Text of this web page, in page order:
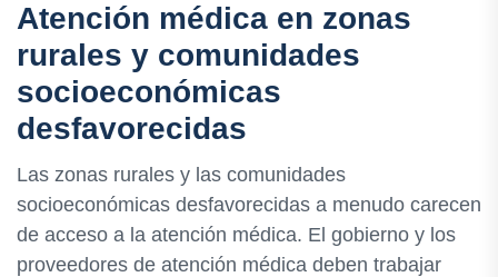
Atención médica en zonas
rurales y comunidades
socioeconómicas
desfavorecidas
Las zonas rurales y las comunidades
socioeconómicas desfavorecidas a menudo carecen
de acceso a la atención médica. El gobierno y los
proveedores de atención médica deben trabajar